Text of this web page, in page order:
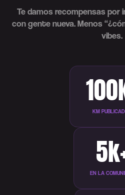
Te damos recompensas por
con gente nueva. Menos
vibes.
KM
EN LA